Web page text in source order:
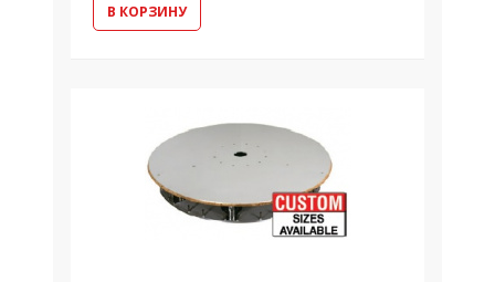
В КОРЗИНУ